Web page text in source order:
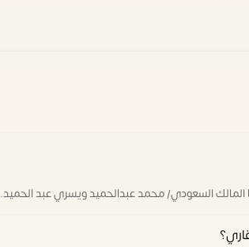
السعودي/ محمد عبدالحميد ويسري عبد الحميد.